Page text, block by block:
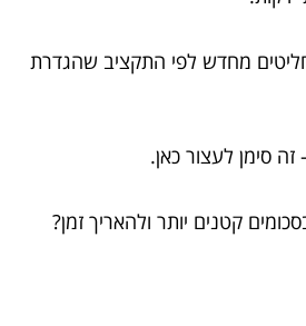
מחדש לפי התקציב שהגדרת
סימן לעצור כאן.
קטנים יותר ולהאריך זמן?